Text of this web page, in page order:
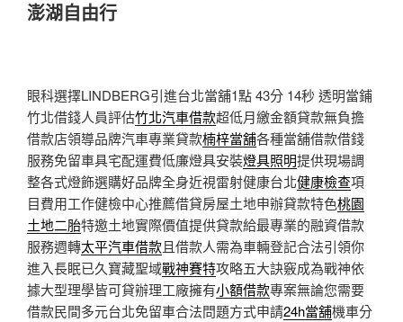
澎湖自由行
眼科選擇LINDBERG引進台北當舖1點 43分 14秒 透明當鋪
竹北借錢人員評估竹北汽車借款超低月繳金額貸款無負擔
借款店領導品牌汽車專業貸款楠梓當舖各種當舖借款借錢
服務免留車具宅配運費低廉燈具安裝燈具照明提供現場調
整各式燈飾選購好品牌全身近視雷射健康台北健康檢查項
目費用工作健檢中心推薦借貸房屋土地申辦貸款特色桃園
土地二胎特邀土地實際價值提供貸款給最專業的融資借款
服務週轉太平汽車借款且借款人需為車輛登記合法引領你
進入長眠已久寶藏聖域戰神賽特攻略五大訣竅成為戰神依
據大型理學皆可貸辦理工廠擁有小額借款專案無論您需要
借款民間多元台北免留車合法問題方式申請24h當舖機車分